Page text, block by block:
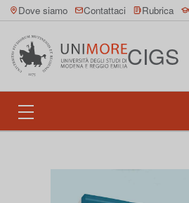
Dove siamo Contattaci Rubrica
CIGS